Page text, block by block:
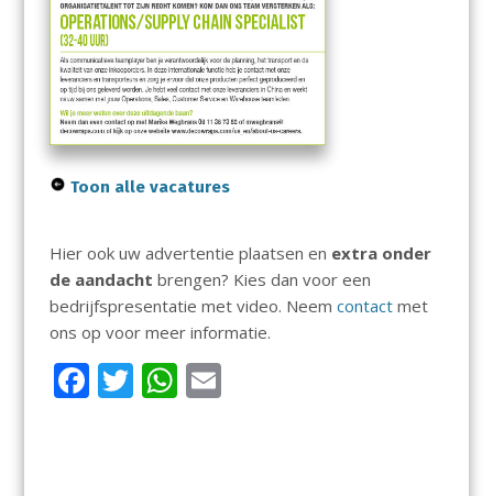
Toon alle vacatures
Hier ook uw advertentie plaatsen en extra onder
de aandacht brengen? Kies dan voor een
bedrijfspresentatie met video. Neem contactmet
ons op voor meer informatie.
F T W E